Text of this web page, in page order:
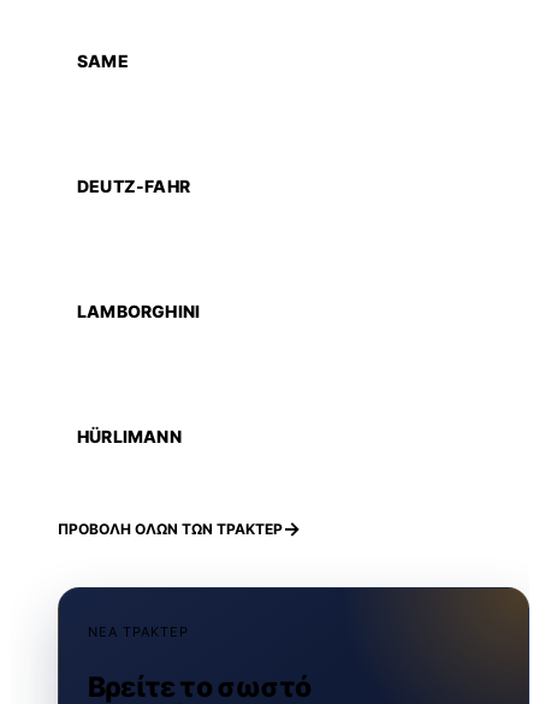
SAME
DEUTZ-FAHR
LAMBORGHINI
HÜRLIMANN
ΠΡΟΒΟΛΗ ΟΛΩΝ ΤΩΝ ΤΡΑΚΤΕΡ
ΝΕΑ ΤΡΑΚΤΕΡ
Βρείτε το σωστό